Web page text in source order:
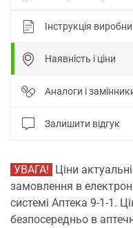
Інструкція
Наявність і ціни
Аналоги і
Залишити відгук
УВАГА! Ціни
замовлення в
системі Аптека 9-1-1.
безпосередньо в